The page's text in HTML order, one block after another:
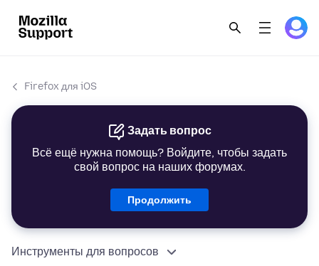
Firefox для iOS
Задать вопрос
Всё ещё нужна помощь? Войдите, чтобы задать
свой вопрос на наших форумах.
Продолжить
Инструменты для вопросов